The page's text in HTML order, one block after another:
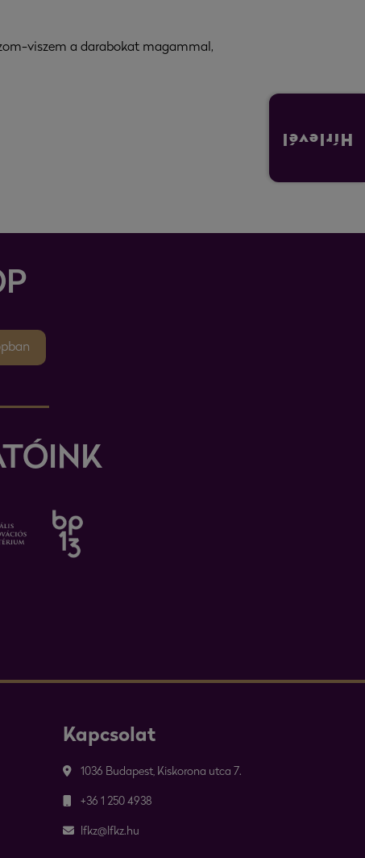
viszem a darabokat magammal,
Hírlevél
Kapcsolat
1036 Budapest, Kiskorona utca 7.
+36 1 250 4938
lfkz@lfkz.hu